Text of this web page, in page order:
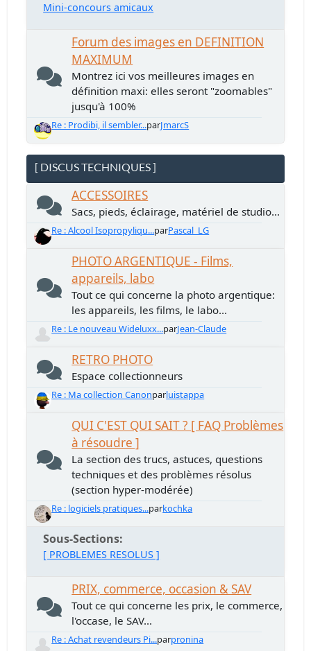
Mini-concours amicaux
Forum des images en DEFINITION
MAXIMUM
Montrez ici vos meilleures images en
définition maxi: elles seront "zoomables"
jusqu'à 100%
Re : Prodibi, il sembler...parJmarcS
[ DISCUS TECHNIQUES ]
ACCESSOIRES
Sacs, pieds, éclairage, matériel de studio...
Re : Alcool Isopropyliqu...parPascal_LG
PHOTO ARGENTIQUE - Films,
appareils, labo
Tout ce qui concerne la photo argentique:
les appareils, les films, le labo...
Re : Le nouveau Wideluxx...parJean-Claude
RETRO PHOTO
Espace collectionneurs
Re : Ma collection Canonparluistappa
QUI C'EST QUI SAIT ? [ FAQ Problèmes
à résoudre ]
La section des trucs, astuces, questions
techniques et des problèmes résolus
(section hyper-modérée)
Re : logiciels pratiques...parkochka
Sous-Sections
[ PROBLEMES RESOLUS ]
PRIX, commerce, occasion & SAV
Tout ce qui concerne les prix, le commerce,
l'occase, le SAV...
Re : Achat revendeurs Pi...parpronina